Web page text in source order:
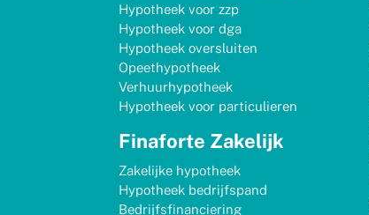
Hypotheek voor zzp
Hypotheek voor dga
Hypotheek oversluiten
Opeethypotheek
Verhuurhypotheek
Hypotheek voor particulieren
Finaforte Zakelijk
Zakelijke hypotheek
Hypotheek bedrijfspand
Bedrijfsfinanciering